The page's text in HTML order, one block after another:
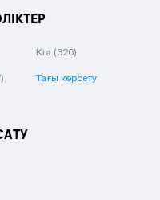
Kia (326)
Тағы көрсету